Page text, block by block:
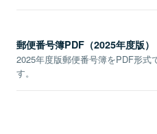
郵便番号簿PDF（2025年度版）
2025年度版郵便番号簿をPDF形式
す。